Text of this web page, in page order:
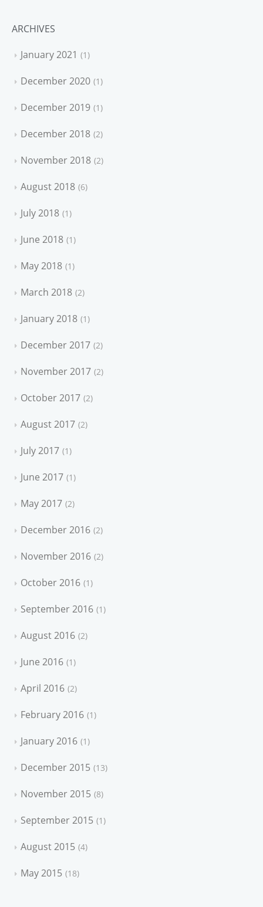
ARCHIVES
January 2021
1
December 2020 1
December 2019 1
December 2018 2
November 2018 2
August 2018 6
July 2018 1
June 2018 1
May 2018 1
March 2018 2
January 2018 1
December 2017 2
November 2017 2
October 2017 2
August 2017 2
July 2017 1
June 2017 1
May 2017 2
December 2016 2
November 2016 2
October 2016 1
September 2016 1
August 2016 2
June 2016 1
April 2016 2
February 2016 1
January 2016 1
December 2015 13
November 2015 8
September 2015 1
August 2015 4
May 2015 18